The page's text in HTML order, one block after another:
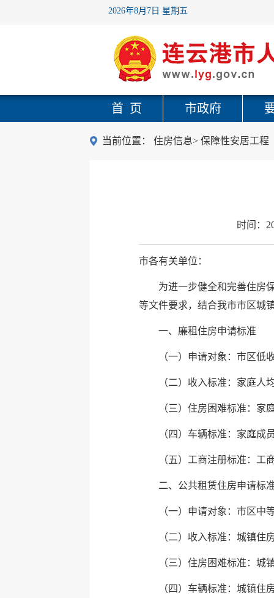
2026年8月7日 星期五
首 页 市政府
当前位置： 住房信息> 保障性安居工程
时间：
市各有关单位：
为进一步健全和完善住房
等文件要求，结合我市市区城
一、廉租住房申请标准
（一）申请对象：市区低
（二）收入标准：家庭人
（三）住房困难标准：家
（四）车辆标准：家庭成
（五）工商注册标准：工
二、公共租赁住房申请标
（一）申请对象：市区中
（二）收入标准：城镇住
（三）住房困难标准：城
（四）车辆标准：城镇住